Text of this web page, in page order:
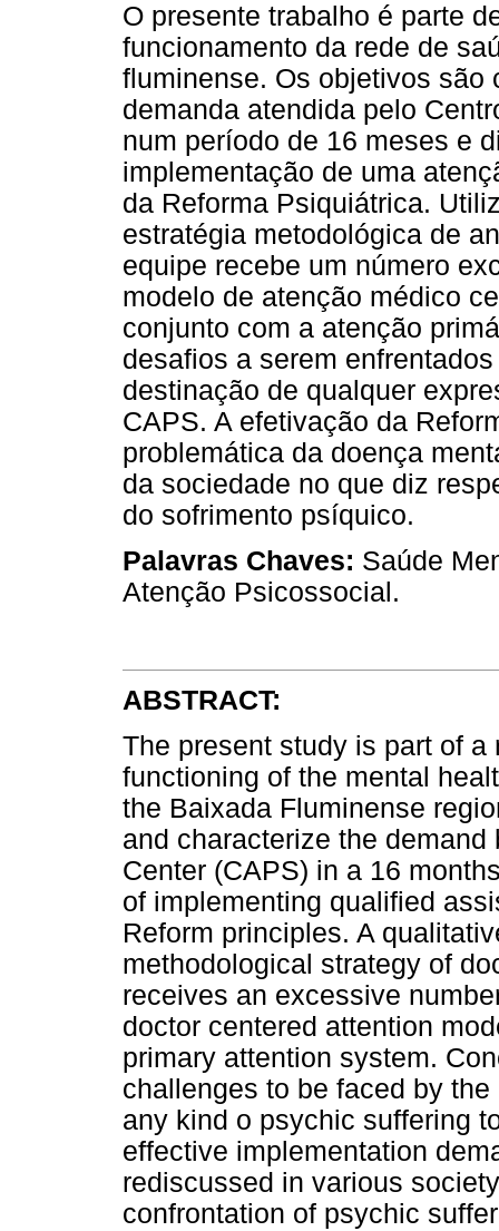
O presente trabalho é parte
funcionamento da rede de
fluminense. Os objetivos são
demanda atendida pelo
num período de 16 meses e
implementação de uma
da Reforma Psiquiátrica.
estratégia metodológica de
equipe recebe um número
modelo de atenção médico
conjunto com a atenção
desafios a serem
destinação de qualquer
CAPS. A efetivação da
problemática da doença
da sociedade no que diz
do sofrimento psíquico.
Palavras Chaves: Saúde
Atenção Psicossocial.
ABSTRACT:
The present study is part of
functioning of the mental
the Baixada Fluminense
and characterize the
Center (CAPS) in a 16
of implementing qualified
Reform principles. A
methodological strategy of
receives an excessive
doctor centered attention
primary attention system.
challenges to be faced by
any kind o psychic suffering
effective implementation
rediscussed in various
confrontation of psychic